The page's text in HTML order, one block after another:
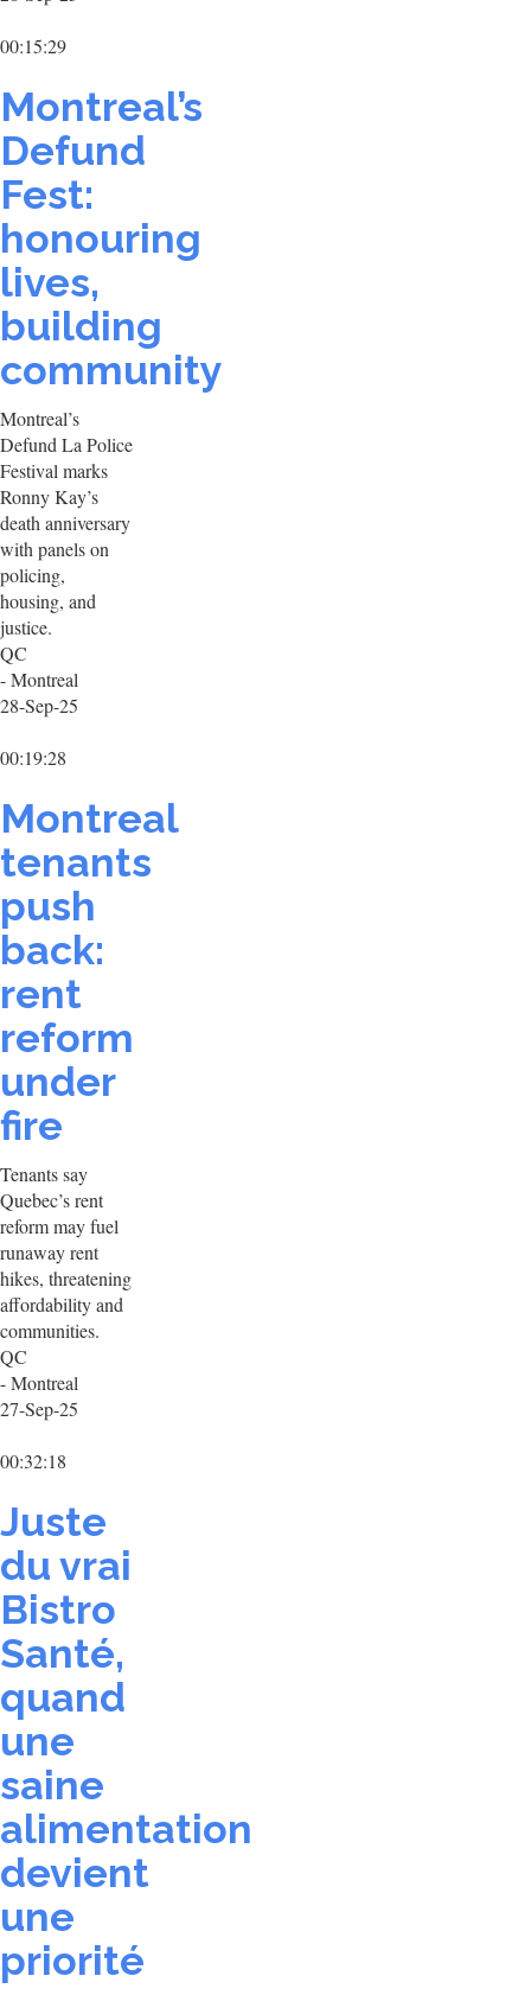
00:15:29
Montreal’s
Defund
Fest:
honouring
lives,
building
community
Montreal’s
Defund La Police
Festival marks
Ronny Kay’s
death anniversary
with panels on
policing,
housing, and
justice.
QC
- Montreal
28-Sep-25
00:19:28
Montreal
tenants
push
back:
rent
reform
under
fire
Tenants say
Quebec’s rent
reform may fuel
runaway rent
hikes, threatening
affordability and
communities.
QC
- Montreal
27-Sep-25
00:32:18
Juste
du vrai
Bistro
Santé,
quand
une
saine
alimentation
devient
une
priorité